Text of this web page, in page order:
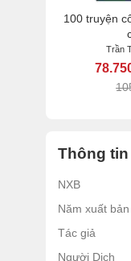
100 truyện
Trần
Thông
NXB
Năm xuất
Tác giả
Người Dịch